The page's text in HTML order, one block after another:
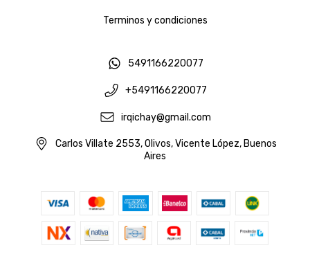
Terminos y condiciones
5491166220077
+5491166220077
irqichay@gmail.com
Carlos Villate 2553, Olivos, Vicente López, Buenos
Aires